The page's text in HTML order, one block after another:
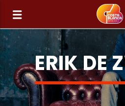
ERIK DE